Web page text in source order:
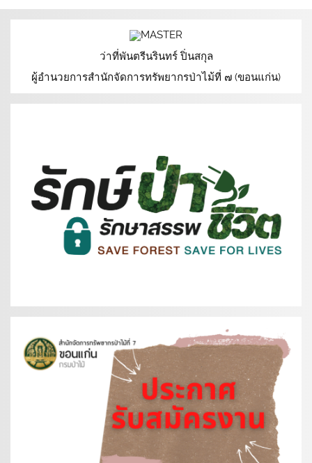
ว่าที่พันตรีนรินทร์ ปิ่นสกุล
ผู้อำนวยการสำนักจัดการทรัพยากรป่าไม้ที่ ๗ (ขอนแก่น)